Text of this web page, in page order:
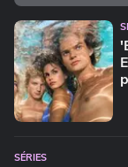
SÉRIES